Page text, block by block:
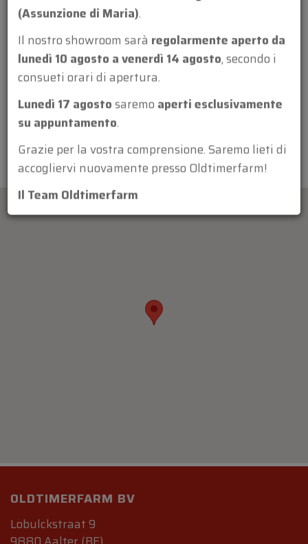
Allegato:
OLDTIMERFARM BV
Lobulckstraat 9
(Assunzione di Maria).
Il nostro showroom sarà regolarmente aperto da
lunedì 10 agosto a venerdì 14 agosto, secondo i
consueti orari di apertura.
Lunedì 17 agostosaremo aperti esclusivamente
su appuntamento.
Grazie per la vostra comprensione. Saremo lieti di
accogliervi nuovamente presso Oldtimerfarm!
Il Team Oldtimerfarm